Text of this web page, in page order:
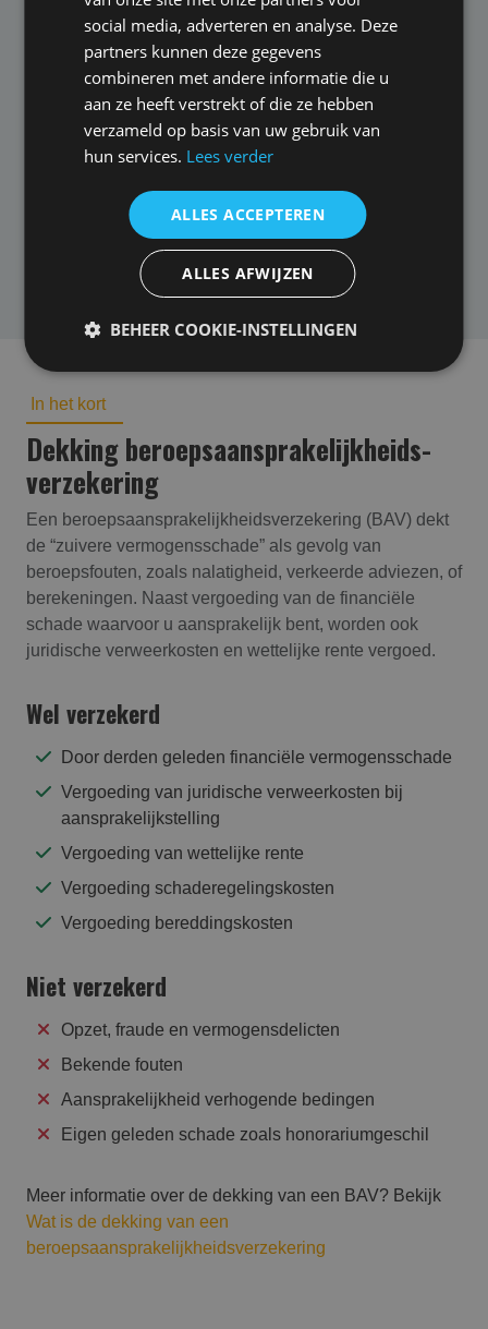
HDI Global Specialty SE
Liberty BAV
Nationale Nederlanden
In het kort
Dekking beroepsaansprakelijk­heids­
verzekering
Een beroepsaansprakelijkheidsverzekering (BAV) dekt
de “zuivere vermogensschade” als gevolg van
beroepsfouten, zoals nalatigheid, verkeerde adviezen, of
berekeningen. Naast vergoeding van de financiële
schade waarvoor u aansprakelijk bent, worden ook
juridische verweerkosten en wettelijke rente vergoed.
Wel verzekerd
Door derden geleden financiële vermogensschade
Vergoeding van juridische verweerkosten bij
aansprakelijkstelling
Vergoeding van wettelijke rente
Vergoeding schaderegelingskosten
Vergoeding bereddingskosten
Niet verzekerd
Opzet, fraude en vermogensdelicten
Bekende fouten
Aansprakelijkheid verhogende bedingen
Eigen geleden schade zoals honorariumgeschil
Meer informatie over de dekking van een BAV? Bekijk
Wat is de dekking van een
beroepsaansprakelijkheidsverzekering
social media, adverteren en analyse. Deze
partners kunnen deze gegevens
combineren met andere informatie die u
aan ze heeft verstrekt of die ze hebben
verzameld op basis van uw gebruik van
hun services. Lees verder
ALLES ACCEPTEREN
ALLES AFWIJZEN
BEHEER COOKIE-INSTELLINGEN